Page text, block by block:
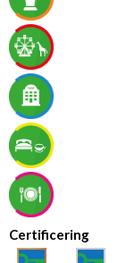
Certificering